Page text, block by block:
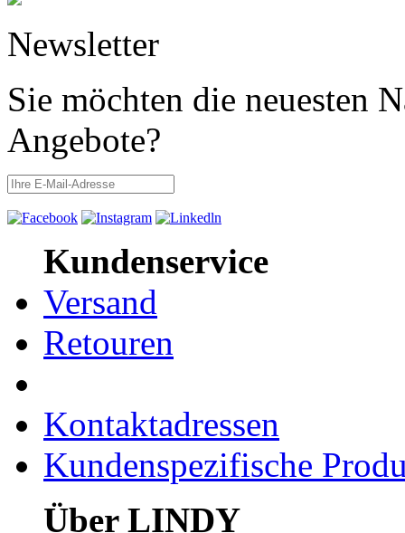
Newsletter
Sie möchten die neuesten
Angebote?
Kundenservice
Versand
Retouren
Kontaktadressen
Kundenspezifische
Über LINDY